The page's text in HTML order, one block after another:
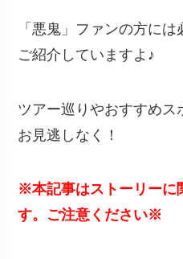
「悪鬼」ファンの方には
ご紹介していますよ♪
ツアー巡りやおすすめス
お見逃しなく！
※本記事はストーリーに
す。ご注意ください※